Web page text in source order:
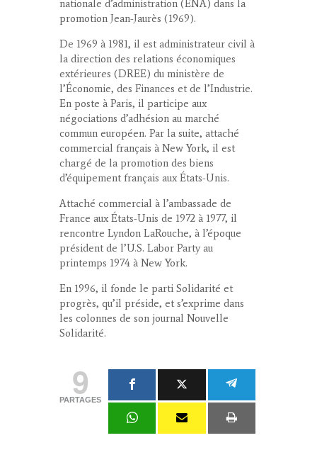
nationale d’administration (ENA) dans la
promotion Jean-Jaurès (1969).
De 1969 à 1981, il est administrateur civil à
la direction des relations économiques
extérieures (DREE) du ministère de
l’Économie, des Finances et de l’Industrie.
En poste à Paris, il participe aux
négociations d’adhésion au marché
commun européen. Par la suite, attaché
commercial français à New York, il est
chargé de la promotion des biens
d’équipement français aux États-Unis.
Attaché commercial à l’ambassade de
France aux États-Unis de 1972 à 1977, il
rencontre Lyndon LaRouche, à l’époque
président de l’U.S. Labor Party au
printemps 1974 à New York.
En 1996, il fonde le parti Solidarité et
progrès, qu’il préside, et s’exprime dans
les colonnes de son journal Nouvelle
Solidarité.
9
PARTAGES